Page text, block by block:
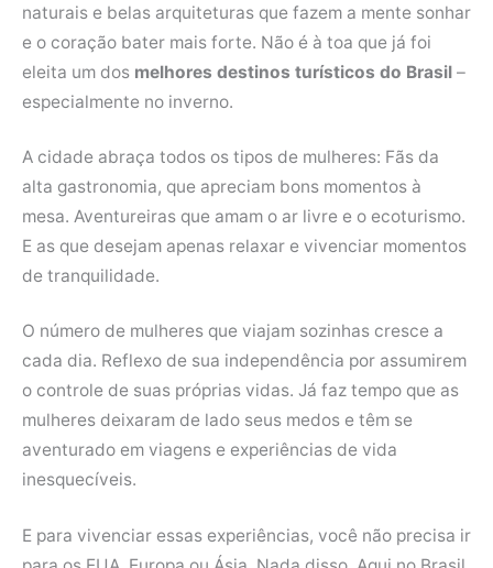
naturais e belas arquiteturas que fazem a mente sonhar
e o coração bater mais forte. Não é à toa que já foi
eleita um dos melhores destinos turísticos do Brasil –
especialmente no inverno.
A cidade abraça todos os tipos de mulheres: Fãs da
alta gastronomia, que apreciam bons momentos à
mesa. Aventureiras que amam o ar livre e o ecoturismo.
E as que desejam apenas relaxar e vivenciar momentos
de tranquilidade.
O número de mulheres que viajam sozinhas cresce a
cada dia. Reflexo de sua independência por assumirem
o controle de suas próprias vidas. Já faz tempo que as
mulheres deixaram de lado seus medos e têm se
aventurado em viagens e experiências de vida
inesquecíveis.
E para vivenciar essas experiências, você não precisa ir